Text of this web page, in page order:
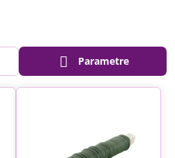
Parametre